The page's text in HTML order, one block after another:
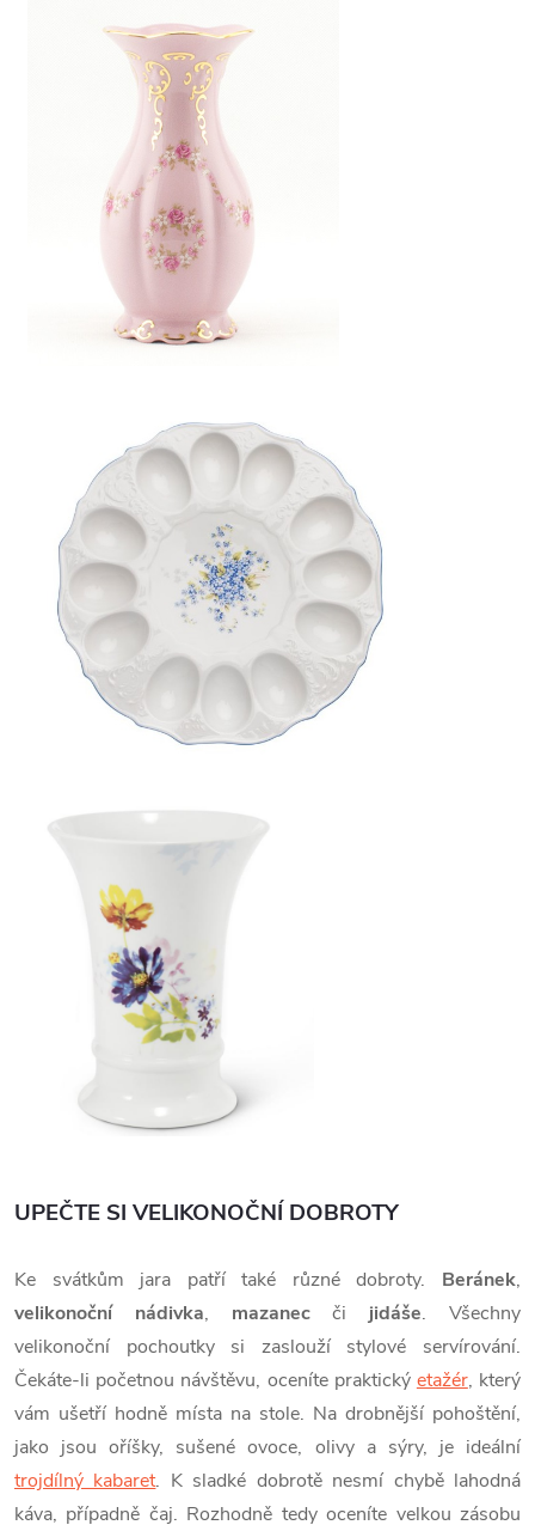
UPEČTE SI VELIKONOČNÍ DOBROTY
Ke svátkům jara patří také různé dobroty. Beránek,
velikonoční nádivka, mazanecči jidáše. Všechny
velikonoční pochoutky si zaslouží stylové servírování.
Čekáte-li početnou návštěvu, oceníte praktický etažér, který
vám ušetří hodně místa na stole. Na drobnější pohoštění,
jako jsou oříšky, sušené ovoce, olivy a sýry, je ideální
trojdílný kabaret. K sladké dobrotě nesmí chybě lahodná
káva, případně čaj. Rozhodně tedy oceníte velkou zásobu